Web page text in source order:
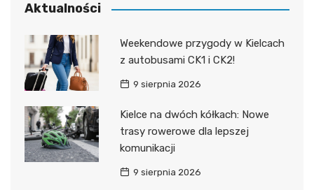
Aktualności
Weekendowe przygody w Kielcach
z autobusami CK1 i CK2!
9 sierpnia 2026
Kielce na dwóch kółkach: Nowe
trasy rowerowe dla lepszej
komunikacji
9 sierpnia 2026